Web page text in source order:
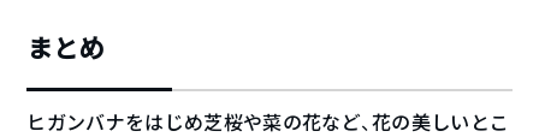
まとめ
ヒガンバナをはじめ芝桜や菜の花など、花の美しいとこ